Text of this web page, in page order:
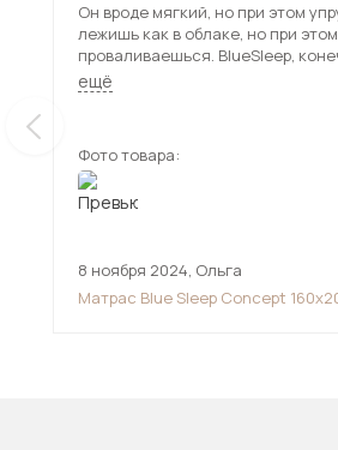
Он вроде мягкий, но при этом
лежишь как в облаке, но при
проваливаешься. BlueSleep,
и с самим сервисом — доставка
задержек, сотрудники всё четко
просто спать, а высыпаться —
решение!
ещё
Фото товара:
8 ноября 2024, Ольга
Матрас Blue Sleep Concept